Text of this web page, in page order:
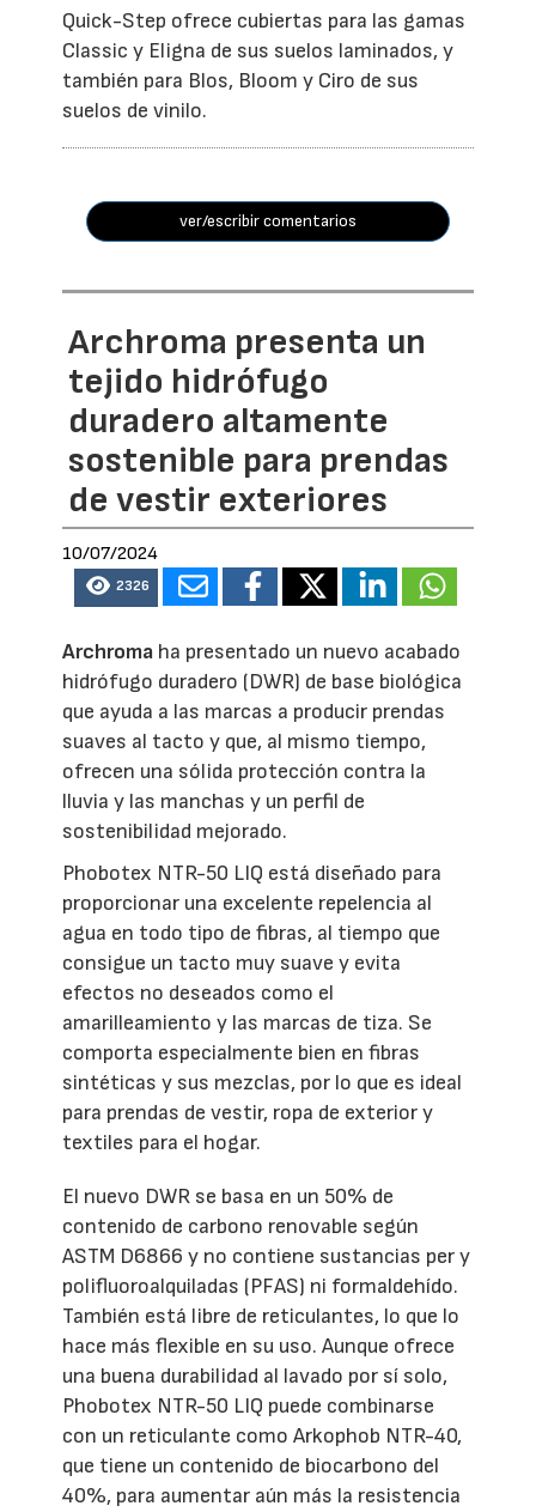
Quick-Step ofrece cubiertas para las gamas
Classic y Eligna de sus suelos laminados, y
también para Blos, Bloom y Ciro de sus
suelos de vinilo.
ver/escribir comentarios
Archroma presenta un
tejido hidrófugo
duradero altamente
sostenible para prendas
de vestir exteriores
10/07/2024
2326
Archroma ha presentado un nuevo acabado
hidrófugo duradero (DWR) de base biológica
que ayuda a las marcas a producir prendas
suaves al tacto y que, al mismo tiempo,
ofrecen una sólida protección contra la
lluvia y las manchas y un perfil de
sostenibilidad mejorado.
Phobotex NTR-50 LIQ está diseñado para
proporcionar una excelente repelencia al
agua en todo tipo de fibras, al tiempo que
consigue un tacto muy suave y evita
efectos no deseados como el
amarilleamiento y las marcas de tiza. Se
comporta especialmente bien en fibras
sintéticas y sus mezclas, por lo que es ideal
para prendas de vestir, ropa de exterior y
textiles para el hogar.
El nuevo DWR se basa en un 50% de
contenido de carbono renovable según
ASTM D6866 y no contiene sustancias per y
polifluoroalquiladas (PFAS) ni formaldehído.
También está libre de reticulantes, lo que lo
hace más flexible en su uso. Aunque ofrece
una buena durabilidad al lavado por sí solo,
Phobotex NTR-50 LIQ puede combinarse
con un reticulante como Arkophob NTR-40,
que tiene un contenido de biocarbono del
40%, para aumentar aún más la resistencia